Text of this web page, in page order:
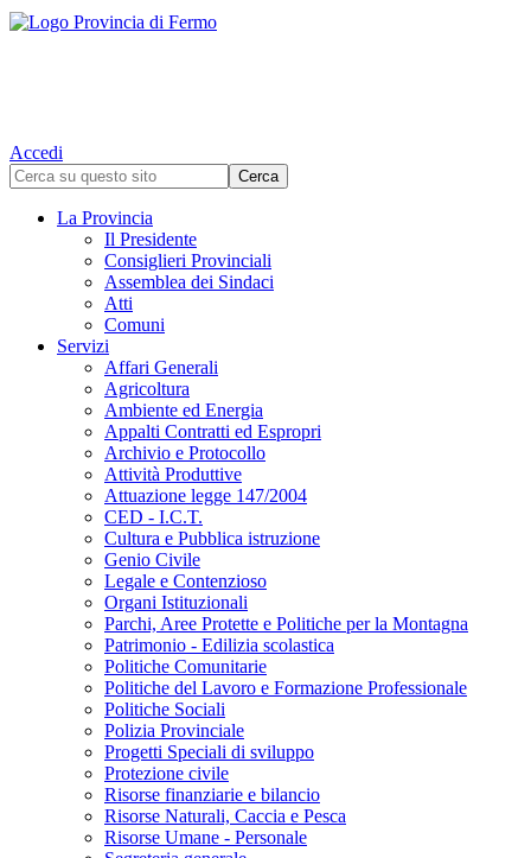
Accedi
La Provincia
Il Presidente
Consiglieri Provinciali
Assemblea dei Sindaci
Atti
Comuni
Servizi
Affari Generali
Agricoltura
Ambiente ed Energia
Appalti Contratti ed Espropri
Archivio e Protocollo
Attività Produttive
Attuazione legge 147/2004
CED - I.C.T.
Cultura e Pubblica istruzione
Genio Civile
Legale e Contenzioso
Organi Istituzionali
Parchi, Aree Protette e Politiche per la Montagna
Patrimonio - Edilizia scolastica
Politiche Comunitarie
Politiche del Lavoro e Formazione Professionale
Politiche Sociali
Polizia Provinciale
Progetti Speciali di sviluppo
Protezione civile
Risorse finanziarie e bilancio
Risorse Naturali, Caccia e Pesca
Risorse Umane - Personale